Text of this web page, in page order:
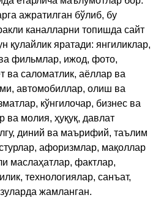
ажратилган бўлиб, бу
каналларни топишда сайт
қулайлик яратади: янгиликлар,
фильмлар, ижод, фото,
ва саломатлик, аёллар ва
автомобиллар, олиш ва
кўнгилочар, бизнес ва
ва молия, ҳуқуқ, давлат
диний ва маърифий, таълим
афоризмлар, мақоллар
маслаҳатлар, фактлар,
технологиялар, санъат,
жамланган.